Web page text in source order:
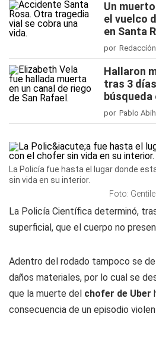
Un
el vuelco
en Santa
por Redacción
Hallaron
tras 3
búsqueda
por Pablo
La Policía fue hasta el lugar donde
sin vida en su interior.
Foto:
La Policía Científica determinó,
superficial, que el cuerpo no
Adentro del rodado tampoco se
daños materiales, por lo cual se
que la muerte del chofer de Uber
consecuencia de un episodio